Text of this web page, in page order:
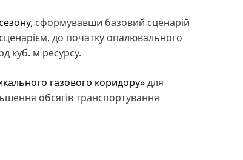
, сформувавши базовий сценарій
до початку опалювального
куб. м ресурсу.
газового коридору»для
обсягів транспортування